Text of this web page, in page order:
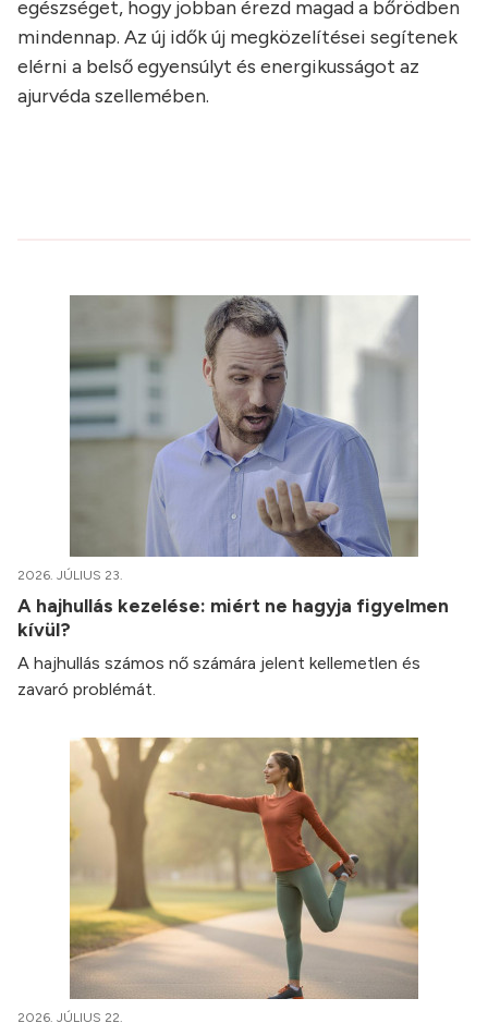
egészséget, hogy jobban érezd magad a bőrödben
mindennap. Az új idők új megközelítései segítenek
elérni a belső egyensúlyt és energikusságot az
ajurvéda szellemében.
2026. JÚLIUS 23.
A hajhullás kezelése: miért ne hagyja figyelmen
kívül?
A hajhullás számos nő számára jelent kellemetlen és
zavaró problémát.
2026. JÚLIUS 22.